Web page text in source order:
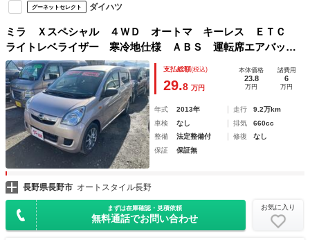
グーネットセレクト ダイハツ
ミラ Ｘスペシャル ４ＷＤ オートマ キーレス ＥＴＣ
ライトレベライザー 寒冷地仕様 ＡＢＳ 運転席エアバッ
グ エアコン パワーステアリング
支払総額(税込)
29.8 万円
本体価格
23.8
万円
諸費用
6
万円
年式 2013年 走行
9.2万km
車検
なし 排気
660cc
整備
法定整備付 修復
なし
保証
保証無
長野県長野市 オートスタイル長野
まずは在庫確認・見積依頼
無料通話でお問い合わせ
お気に入り